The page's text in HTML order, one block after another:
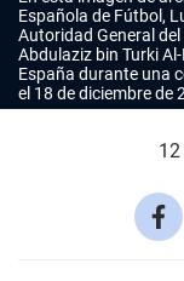
Española de Fútbol,
Autoridad General
Abdulaziz bin Turki
España durante una
el 18 de diciembre de